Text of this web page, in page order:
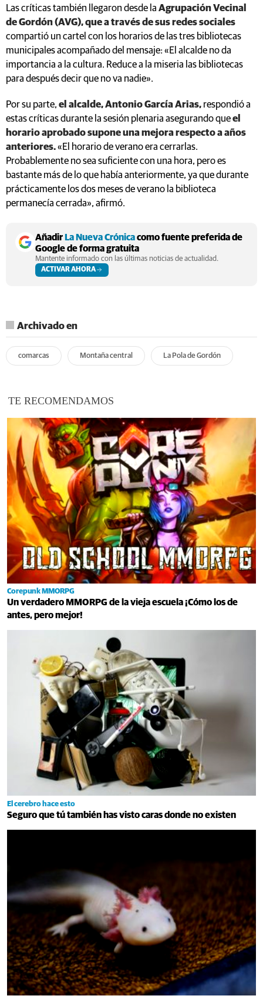
Las críticas también llegaron desde la Agrupación Vecinal
de Gordón (AVG), que a través de sus redes sociales
compartió un cartel con los horarios de las tres bibliotecas
municipales acompañado del mensaje: «El alcalde no da
importancia a la cultura. Reduce a la miseria las bibliotecas
para después decir que no va nadie».
Por su parte, el alcalde, Antonio García Arias, respondió a
estas críticas durante la sesión plenaria asegurando queel
horario aprobado supone una mejora respecto a años
anteriores.«El horario de verano era cerrarlas.
Probablemente no sea suficiente con una hora, pero es
bastante más de lo que había anteriormente, ya que durante
prácticamente los dos meses de verano la biblioteca
permanecía cerrada», afirmó.
AñadirLa Nueva Crónicacomo fuente preferida de
Google de forma gratuita
Mantente informado con las últimas noticias de actualidad.
ACTIVAR AHORA
Archivado en
comarcas Montaña central La Pola de Gordón
TE RECOMENDAMOS
Corepunk MMORPG
Un verdadero MMORPG de la vieja escuela ¡Cómo los de
antes, pero mejor!
El cerebro hace esto
Seguro que tú también has visto caras donde no existen